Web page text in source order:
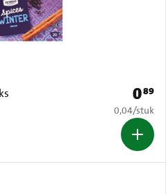
Prijs:
089
€ 0,04 per
0,04/stuk